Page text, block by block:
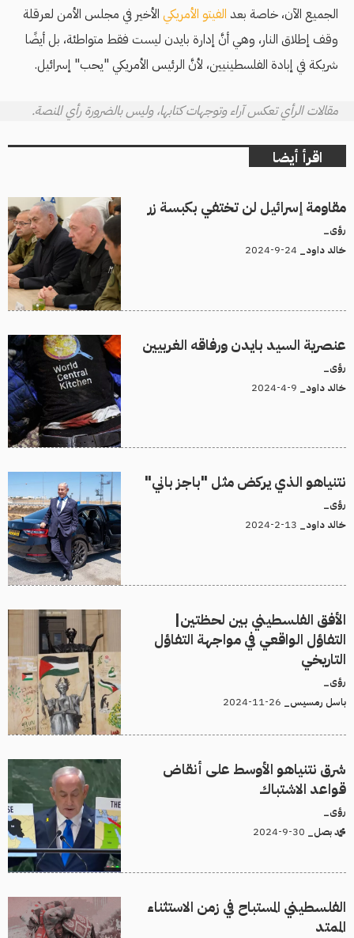
الجميع الآن، خاصة بعد الفيتو الأمريكي الأخير في مجلس الأمن لعرقلة
وقف إطلاق النار، وهي أنَّ إدارة بايدن ليست فقط متواطئة، بل أيضًا
شريكة في إبادة الفلسطينيين، لأنَّ الرئيس الأمريكي "يحب" إسرائيل.
مقالات الرأي تعكس آراء وتوجهات كتابها، وليس بالضرورة رأي المنصة.
اقرأ أيضا
مقاومة إسرائيل لن تختفي بكبسة زر
رؤى_
خالد داود_
عنصرية السيد بايدن ورفاقه الغربيين
رؤى_
خالد داود_
نتنياهو الذي يركض مثل "باجز باني"
رؤى_
خالد داود_
الأفق الفلسطيني بين لحظتين|
التفاؤل الواقعي في مواجهة التفاؤل
التاريخي
رؤى_
باسل رمسيس_
شرق نتنياهو الأوسط على أنقاض
قواعد الاشتباك
رؤى_
محمد بصل_
الفلسطيني المستباح في زمن الاستثناء
الممتد